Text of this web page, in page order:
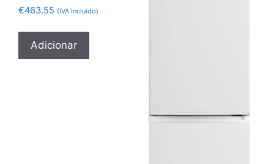
€463.55 (IVA Incluído)
Adicionar